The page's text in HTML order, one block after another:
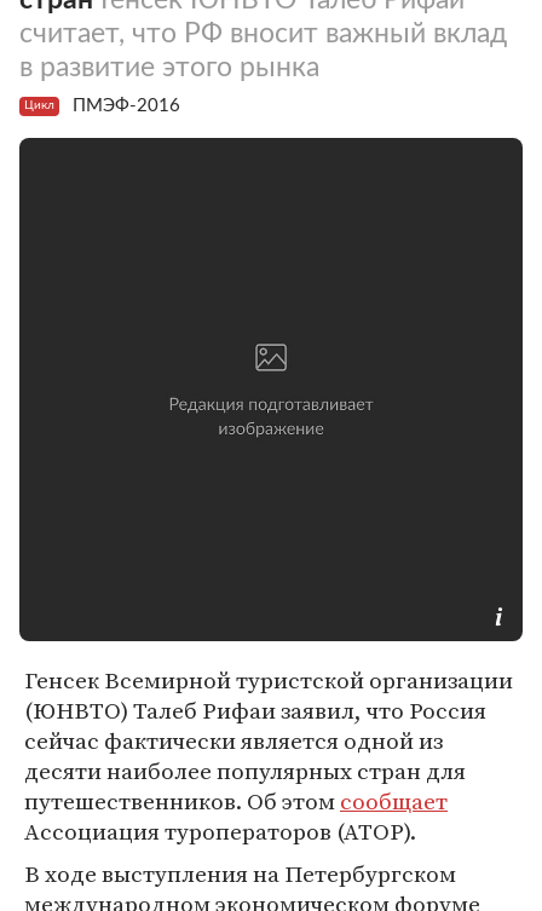
считает, что РФ вносит важный вклад
в развитие этого рынка
Цикл ПМЭФ-2016
Генсек Всемирной туристской организации
(ЮНВТО) Талеб Рифаи заявил, что Россия
сейчас фактически является одной из
десяти наиболее популярных стран для
путешественников. Об этомсообщает
Ассоциация туроператоров (АТОР).
В ходе выступления на Петербургском
международном экономическом форуме